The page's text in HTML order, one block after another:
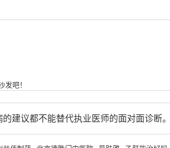
发吧！
建议都不能替代执业医师的面对面诊断